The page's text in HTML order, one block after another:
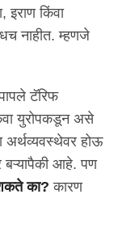
इराण किंवा
नाहीत. म्हणजे
टॅरिफ
युरोपकडून असे
अर्थव्यवस्थेवर होऊ
बऱ्यापैकी आहे. पण
का? कारण